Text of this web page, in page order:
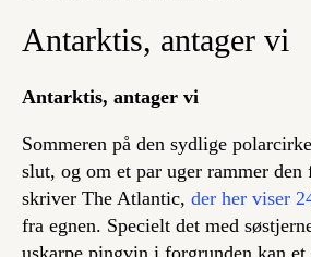
Antarktis, antager vi
Antarktis, antager vi
Sommeren på den sydlige
slut, og om et par uger rammer den
skriver The Atlantic, der her viser
fra egnen. Specielt det med